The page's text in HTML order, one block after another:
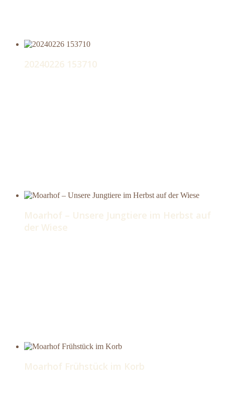
20240226 153710
Moarhof – Unsere Jungtiere im Herbst auf
der Wiese
Moarhof Frühstück im Korb